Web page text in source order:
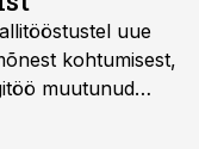
uue
kohtumisest,
muutunud